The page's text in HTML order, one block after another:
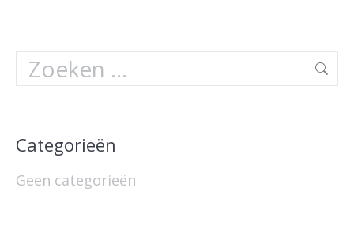
Search:
Categorieën
Geen categorieën